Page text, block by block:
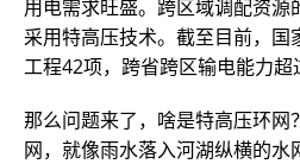
用电需求旺盛。跨区域调配资源
采用特高压技术。截至目前，
工程42项，跨省跨区输电能力超
那么问题来了，啥是特高压环网
网，就像雨水落入河湖纵横的水